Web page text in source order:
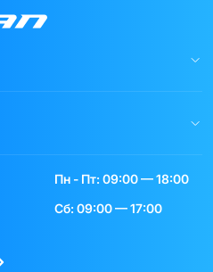
Пн - Пт: 09:00 — 18:00
Сб: 09:00 — 17:00